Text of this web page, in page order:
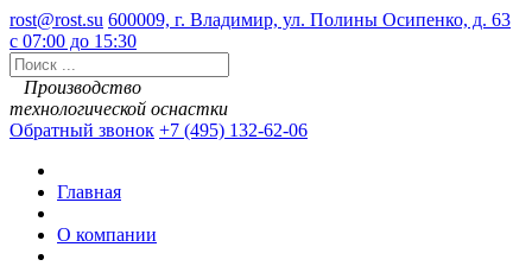
rost@rost.su 600009, г. Владимир, ул. Полины Осипенко, д. 63
с 07:00 до 15:30
Производство
технологической оснастки
Обратный звонок +7 (495) 132-62-06
Главная
О компании